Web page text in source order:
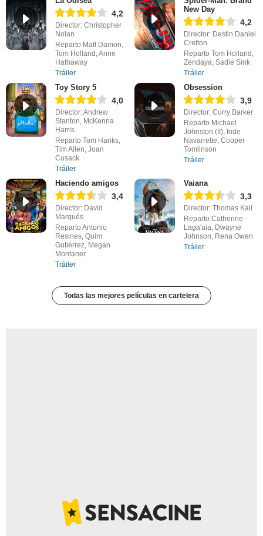
4,2
Director: Christopher
Nolan
Reparto Matt Damon,
Tom Holland, Anne
Hathaway
Tráiler
New Day
4,2
Director: Destin Daniel
Cretton
Reparto Tom Holland,
Zendaya, Sadie Sink
Tráiler
Toy Story 5
4,0
Director: Andrew
Stanton, McKenna
Harris
Reparto Tom Hanks,
Tim Allen, Joan
Cusack
Tráiler
Obsession
3,9
Director: Curry Barker
Reparto Michael
Johnston (II), Inde
Navarrette, Cooper
Tomlinson
Tráiler
Haciendo amigos
3,4
Director: David
Marqués
Reparto Antonio
Resines, Quim
Gutiérrez, Megan
Montaner
Tráiler
Vaiana
3,3
Director: Thomas Kail
Reparto Catherine
Laga'aia, Dwayne
Johnson, Rena Owen
Tráiler
Todas las mejores películas en cartelera